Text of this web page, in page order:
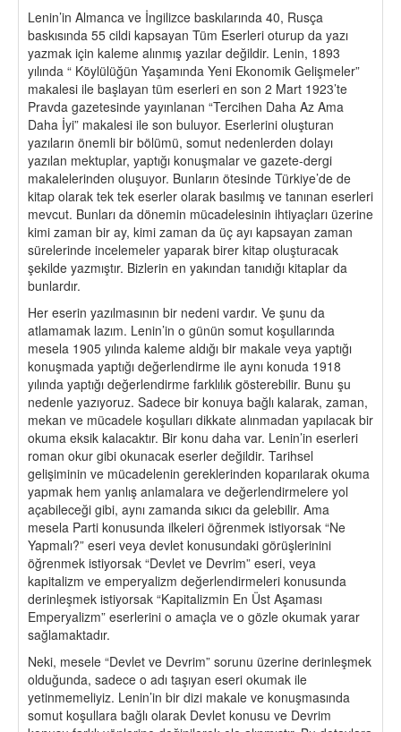
Lenin’in Almanca ve İngilizce baskılarında 40, Rusça
baskısında 55 cildi kapsayan Tüm Eserleri oturup da yazı
yazmak için kaleme alınmış yazılar değildir. Lenin, 1893
yılında “ Köylülüğün Yaşamında Yeni Ekonomik Gelişmeler”
makalesi ile başlayan tüm eserleri en son 2 Mart 1923’te
Pravda gazetesinde yayınlanan “Tercihen Daha Az Ama
Daha İyi” makalesi ile son buluyor. Eserlerini oluşturan
yazıların önemli bir bölümü, somut nedenlerden dolayı
yazılan mektuplar, yaptığı konuşmalar ve gazete-dergi
makalelerinden oluşuyor. Bunların ötesinde Türkiye’de de
kitap olarak tek tek eserler olarak basılmış ve tanınan eserleri
mevcut. Bunları da dönemin mücadelesinin ihtiyaçları üzerine
kimi zaman bir ay, kimi zaman da üç ayı kapsayan zaman
sürelerinde incelemeler yaparak birer kitap oluşturacak
şekilde yazmıştır. Bizlerin en yakından tanıdığı kitaplar da
bunlardır.
Her eserin yazılmasının bir nedeni vardır. Ve şunu da
atlamamak lazım. Lenin’in o günün somut koşullarında
mesela 1905 yılında kaleme aldığı bir makale veya yaptığı
konuşmada yaptığı değerlendirme ile aynı konuda 1918
yılında yaptığı değerlendirme farklılık gösterebilir. Bunu şu
nedenle yazıyoruz. Sadece bir konuya bağlı kalarak, zaman,
mekan ve mücadele koşulları dikkate alınmadan yapılacak bir
okuma eksik kalacaktır. Bir konu daha var. Lenin’in eserleri
roman okur gibi okunacak eserler değildir. Tarihsel
gelişiminin ve mücadelenin gereklerinden koparılarak okuma
yapmak hem yanlış anlamalara ve değerlendirmelere yol
açabileceği gibi, aynı zamanda sıkıcı da gelebilir. Ama
mesela Parti konusunda ilkeleri öğrenmek istiyorsak “Ne
Yapmalı?” eseri veya devlet konusundaki görüşlerinini
öğrenmek istiyorsak “Devlet ve Devrim” eseri, veya
kapitalizm ve emperyalizm değerlendirmeleri konusunda
derinleşmek istiyorsak “Kapitalizmin En Üst Aşaması
Emperyalizm” eserlerini o amaçla ve o gözle okumak yarar
sağlamaktadır.
Neki, mesele “Devlet ve Devrim” sorunu üzerine derinleşmek
olduğunda, sadece o adı taşıyan eseri okumak ile
yetinmemeliyiz. Lenin’in bir dizi makale ve konuşmasında
somut koşullara bağlı olarak Devlet konusu ve Devrim